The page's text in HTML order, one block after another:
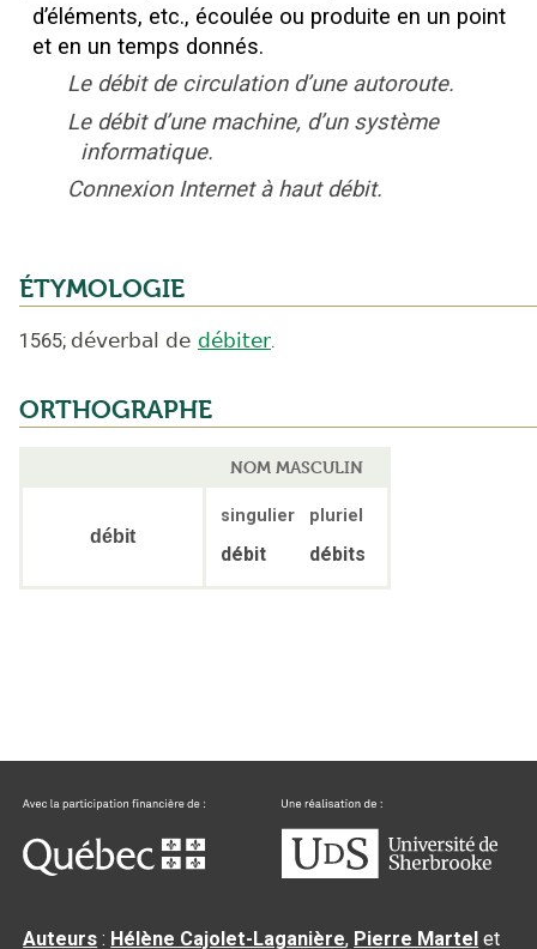
d’éléments, etc., écoulée ou produite en un point
et en un temps donnés.
Le débit de circulation d’une autoroute.
Le débit d’une machine, d’un système
informatique.
Connexion Internet à haut débit.
ÉTYMOLOGIE
1565; déverbal de débiter.
ORTHOGRAPHE
NOM MASCULIN
débit
singulier pluriel
débit débits
Auteurs : Hélène Cajolet-Laganière, Pierre Martel et